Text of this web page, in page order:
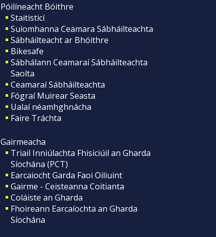
Póilíneacht Bóithre
Staitisticí
Suíomhanna Ceamara Sábháilteachta
Sábháilteacht ar Bhóithre
Bikesafe
Sábhálann Ceamaraí Sábháilteachta
Saolta
Ceamaraí Sábháilteachta
Fógraí Muirear Seasta
Ualaí néamhghnácha
Faire Tráchta
Gairmeacha
Triail Inniúlachta Fhisiciúil an Gharda
Síochána (PCT)
Earcaiocht Garda Faoi Oiliuint
Gairme - Ceisteanna Coitianta
Coláiste an Gharda
Fhoireann Earcaíochta an Gharda
Síochána